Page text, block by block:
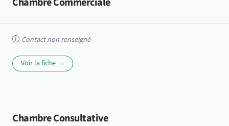
Contact non renseigné
Voir la fiche →
Chambre Consultative